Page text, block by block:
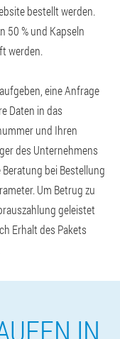
bestellt werden.
50 % und Kapseln
werden.
eine Anfrage
Daten in das
und Ihren
des Unternehmens
bei Bestellung
Um Betrug zu
geleistet
Erhalt des Pakets
IN